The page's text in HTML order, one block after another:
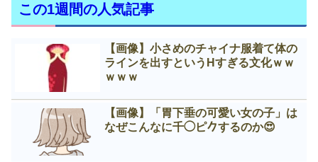
この1週間の人気記事
【画像】小さめのチャイナ服着て体の
ラインを出すというНすぎる文化ｗｗ
ｗｗｗ
【画像】「胃下垂の可愛い女の子」は
なぜこんなに千◯ピ𠂊するのか😍